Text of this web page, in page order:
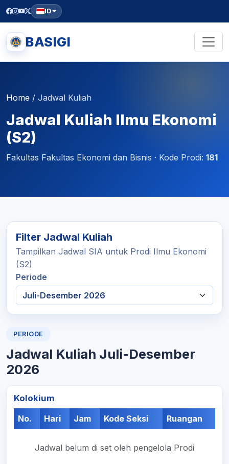
ID
BASIGI
Home / Jadwal Kuliah
Jadwal Kuliah Ilmu Ekonomi
(S2)
Fakultas Fakultas Ekonomi dan Bisnis · Kode Prodi: 181
Filter Jadwal Kuliah
Tampilkan Jadwal SIA untuk Prodi Ilmu Ekonomi
(S2)
Periode
PERIODE
Jadwal Kuliah Juli-Desember
2026
Kolokium
No.
Hari Jam Kode Seksi Ruangan
Jadwal belum di set oleh pengelola Prodi